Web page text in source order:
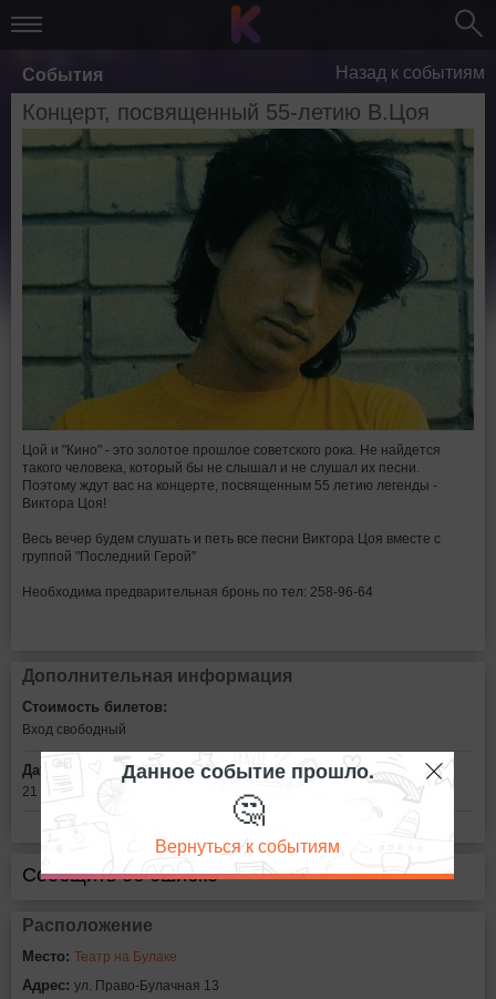
События Назад к событиям
Концерт, посвященный 55-летию В.Цоя
Цой и "Кино" - это золотое прошлое советского рока. Не найдется
такого человека, который бы не слышал и не слушал их песни.
Поэтому ждут вас на концерте, посвященным 55 летию легенды -
Виктора Цоя!
Весь вечер будем слушать и петь все песни Виктора Цоя вместе с
группой "Последний Герой"
Необходима предварительная бронь по тел: 258-96-64
Дополнительная информация
Стоимость билетов:
Вход свободный
Дата:
21 июня в 21:00
Сообщить об ошибке
Расположение
Место: Театр на Булаке
Адрес: ул. Право-Булачная 13
Данное событие прошло.
🤔
Вернуться к событиям